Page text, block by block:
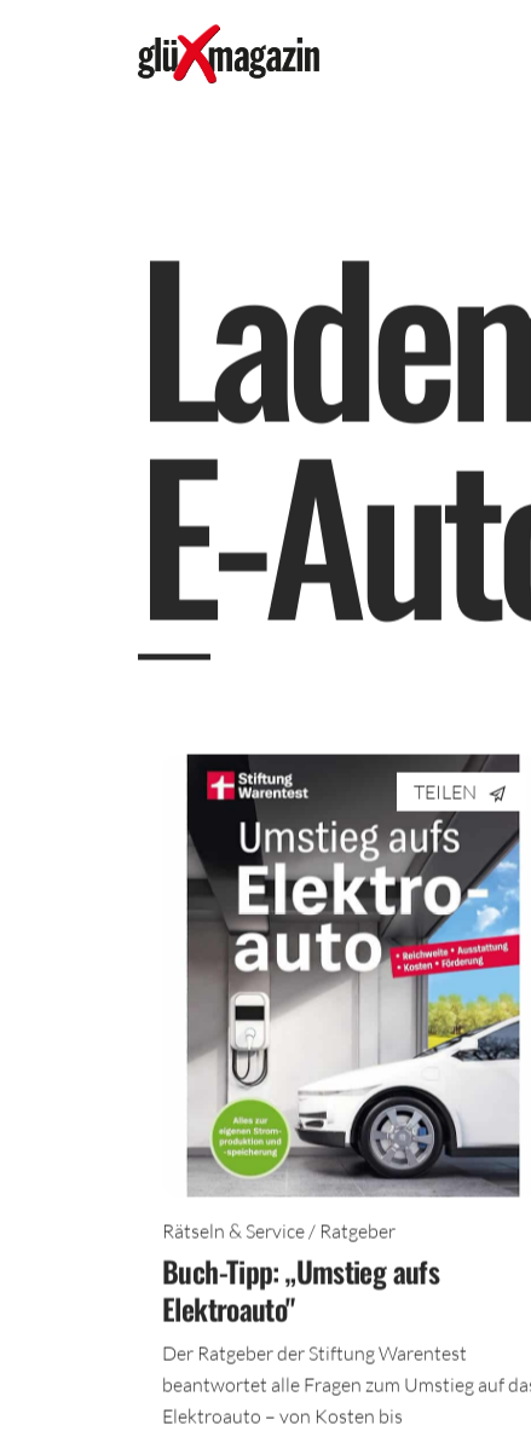
Lade
E-Aut
TEILEN
Rätseln & Service / Ratgeber
Buch-Tipp: „Umstieg aufs
Elektroauto"
Der Ratgeber der Stiftung Warentest
beantwortet alle Fragen zum Umstieg auf
Elektroauto – von Kosten bis